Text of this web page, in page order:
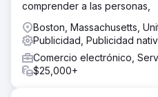
comprender a las personas,
Boston, Massachusetts,
Publicidad, Publicidad
Comercio electrónico,
$25,000+